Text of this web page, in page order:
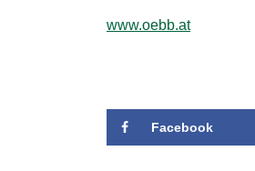
www.oebb.at
Facebook